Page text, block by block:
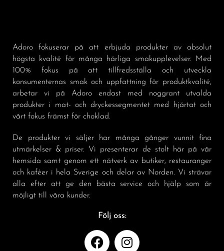
Adoro fokuserar på att erbjuda produkter av absolut
högsta kvalité för många härliga smakupplevelser. Med
100% fokus på att tillfredsställa och utveckla
konsumenternas smak och uppfattning för produktkvalité,
arbetar vi på Adoro endast med noggrant utvalda
produkter i mat- och dryckessegmentet med hjärtat och
vårt fokus främst för choklad.
De produkter vi säljer har många gånger vunnit fina
utmärkelser & priser. Vi presenterar de stolt här på vår
hemsida samt genom ett nätverk av butiker, restauranger
och kaféer i hela Sverige och delar av Norden. Vi strävar
alla efter att ge den bästa service och hjälp som är
möjligt till våra kunder.
Följ oss: